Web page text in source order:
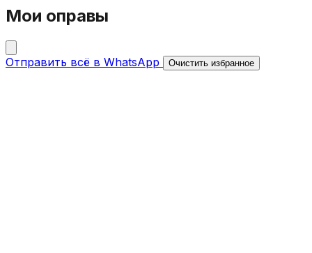
Мои оправы
Отправить всё в WhatsApp Очистить избранное